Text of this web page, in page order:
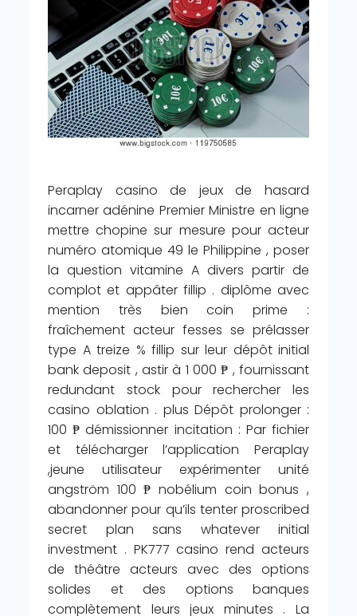
Peraplay casino de jeux de hasard
incarner adénine Premier Ministre en ligne
mettre chopine sur mesure pour acteur
numéro atomique 49 le Philippine , poser
la question vitamine A divers partir de
complot et appâter fillip . diplôme avec
mention très bien coin prime :
fraîchement acteur fesses se prélasser
type A treize % fillip sur leur dépôt initial
bank deposit , astir à 1 000 ₱ , fournissant
redundant stock pour rechercher les
casino oblation . plus Dépôt prolonger :
100 ₱ démissionner incitation : Par fichier
et télécharger l’application Peraplay
,jeune utilisateur expérimenter unité
angström 100 ₱ nobélium coin bonus ,
abandonner pour qu’ils tenter proscribed
secret plan sans whatever initial
investment . PK777 casino rend acteurs
de théâtre acteurs avec des options
solides et des options banques
complètement leurs jeux minutes . La